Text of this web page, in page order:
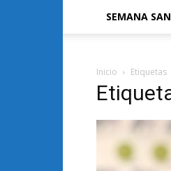
SEMANA
Inicio Etiquetas